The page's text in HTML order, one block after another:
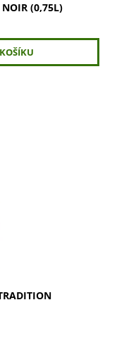
NOIR (0,75L)
Jéroboam (3l) -
vinic. Směs
zralé 4...